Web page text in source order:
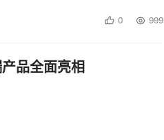
0 999
品全面亮相